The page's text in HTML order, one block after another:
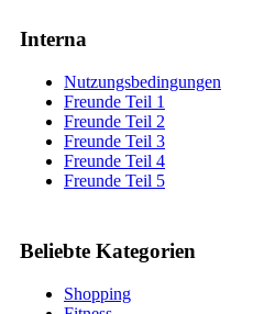
Beliebte Kategorien
Shopping
Interna
Nutzungsbedingungen
Freunde Teil 1
Freunde Teil 2
Freunde Teil 3
Freunde Teil 4
Freunde Teil 5